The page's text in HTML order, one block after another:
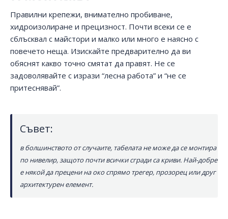
Правилни крепежи, внимателно пробиване,
хидроизолиране и прецизност. Почти всеки се е
сблъсквал с майстори и малко или много е наясно с
повечето неща. Изискайте предварително да ви
обяснят какво точно смятат да правят. Не се
задоволявайте с изрази “лесна работа” и “не се
притеснявай”.
Съвет:
в болшинството от случаите, табелата не може да се монтира
по нивелир, защото почти всички сгради са криви. Най-добре
е някой да прецени на око спрямо трегер, прозорец или друг
архитектурен елемент.